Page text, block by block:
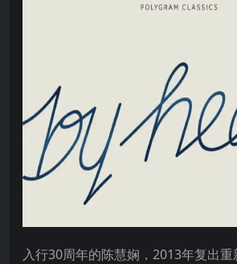
入行30周年的陈慧娴，2013年复出